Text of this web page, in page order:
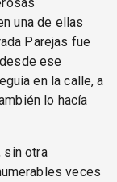
una de ellas
Parejas fue
ese
en la calle, a
lo hacía
sin otra
veces